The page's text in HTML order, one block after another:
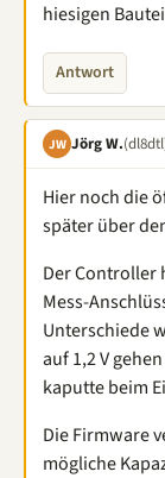
hiesigen
Antwort
JW Jörg W.
Hier noch die
später über
Der Controller
Mess-
Unterschiede
auf 1,2 V
kaputte beim
Die Firmware
mögliche